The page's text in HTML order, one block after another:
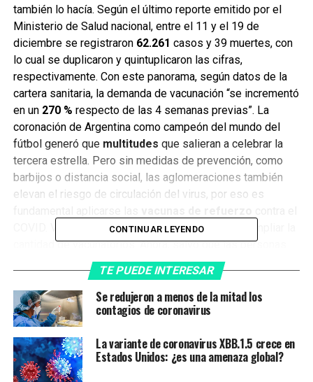
también lo hacía. Según el último reporte emitido por el
Ministerio de Salud nacional, entre el 11 y el 19 de
diciembre se registraron 62.261 casos y 39 muertes, con
lo cual se duplicaron y quintuplicaron las cifras,
respectivamente. Con este panorama, según datos de la
cartera sanitaria, la demanda de vacunación “se incrementó
en un 270 % respecto de las 4 semanas previas”. La
coronación de Argentina como campeón del mundo del
fútbol generó que multitudes que salieran a celebrar la
tercera estrella. Pero sin medidas de prevención, como
barbijos o distancia social, las aglomeraciones también
elevan el riesgo de circulación del virus, por eso es
COVID. Varias de las 24 jurisdicciones debieron ampliar la
cantidad de vacunatorios. Ahora, salvo que las personas
no hayan iniciado los esquemas de vacunación, es de
suma importancia aplicar las dosis de refuerzo, ya que
laefectividad de la protección de las vacunas decae
con el paso del tiempo.
Cuál es la dosis que
corresponde según la edad
CONTINUAR LEYENDO
TE PUEDE INTERESAR
Se redujeron a menos de la mitad los
contagios de coronavirus
La variante de coronavirus XBB.1.5 crece en
Estados Unidos: ¿es una amenaza global?